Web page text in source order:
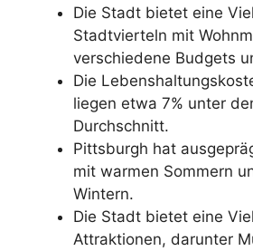
Die Stadt bietet eine
Stadtvierteln mit
verschiedene Budgets
Die
liegen etwa 7% unter
Durchschnitt.
Pittsburgh hat
mit warmen Sommern
Wintern.
Die Stadt bietet eine
Attraktionen, darunter